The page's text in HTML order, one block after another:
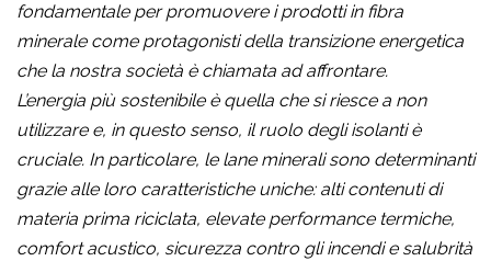
fondamentale per promuovere i prodotti in fibra
minerale come protagonisti della transizione energetica
che la nostra società è chiamata ad affrontare.
L’energia più sostenibile è quella che si riesce a non
utilizzare e, in questo senso, il ruolo degli isolanti è
cruciale. In particolare, le lane minerali sono determinanti
grazie alle loro caratteristiche uniche: alti contenuti di
materia prima riciclata, elevate performance termiche,
comfort acustico, sicurezza contro gli incendi e salubrità